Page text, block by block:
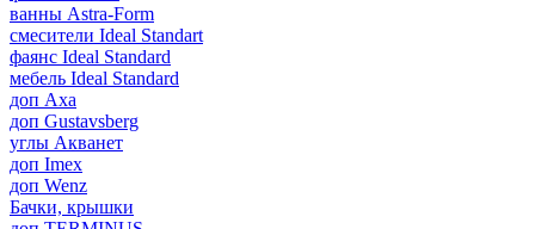
ванны Astra-Form
смесители Ideal Standart
фаянс Ideal Standard
мебель Ideal Standard
доп Axa
доп Gustavsberg
углы Акванет
доп Imex
доп Wenz
Бачки, крышки